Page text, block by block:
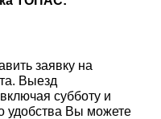
заявку на
Выезд
субботу и
удобства Вы можете